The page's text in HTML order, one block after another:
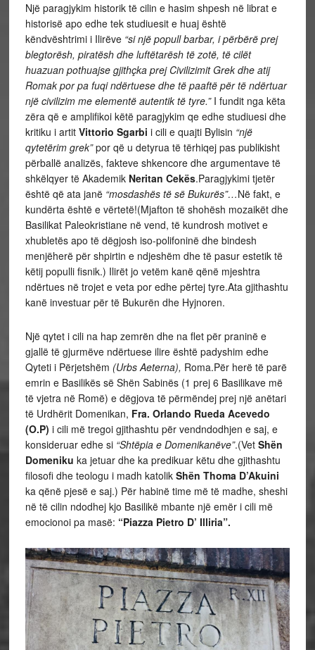
Një paragjykim historik të cilin e hasim shpesh në librat e
historisë apo edhe tek studiuesit e huaj është
këndvështrimi i Ilirëve “si një popull barbar, i përbërë prej
blegtorësh, piratësh dhe luftëtarësh të zotë, të cilët
huazuan pothuajse gjithçka prej Civilizimit Grek dhe atij
Romak por pa fuqi ndërtuese dhe të paaftë për të ndërtuar
një civilizim me elementë autentik të tyre.” I fundit nga këta
zëra që e amplifikoi këtë paragjykim qe edhe studiuesi dhe
kritiku i artit Vittorio Sgarbi i cili e quajti Bylisin “një
qytetërim grek”por që u detyrua të tërhiqej pas publikisht
përballë analizës, fakteve shkencore dhe argumentave të
shkëlqyer të Akademik Neritan Cekës.Paragjykimi tjetër
është që ata janë “mosdashës të së Bukurës”…Në fakt, e
kundërta është e vërtetë!(Mjafton të shohësh mozaikët dhe
Basilikat Paleokristiane në vend, të kundrosh motivet e
xhubletës apo të dëgjosh iso-polifoninë dhe bindesh
menjëherë për shpirtin e ndjeshëm dhe të pasur estetik të
këtij populli fisnik.) Ilirët jo vetëm kanë qënë mjeshtra
ndërtues në trojet e veta por edhe përtej tyre.Ata gjithashtu
kanë investuar për të Bukurën dhe Hyjnoren.
Një qytet i cili na hap zemrën dhe na flet për praninë e
gjallë të gjurmëve ndërtuese ilire është padyshim edhe
Qyteti i Përjetshëm (Urbs Aeterna), Roma.Për herë të parë
emrin e Basilikës së Shën Sabinës (1 prej 6 Basilikave më
të vjetra në Romë) e dëgjova të përmëndej prej një anëtari
të Urdhërit Domenikan, Fra. Orlando Rueda Acevedo
(O.P) i cili më tregoi gjithashtu për vendndodhjen e saj, e
konsideruar edhe si “Shtëpia e Domenikanëve”.(Vet Shën
Domeniku ka jetuar dhe ka predikuar këtu dhe gjithashtu
filosofi dhe teologu i madh katolik Shën Thoma D’Akuini
ka qënë pjesë e saj.) Për habinë time më të madhe, sheshi
në të cilin ndodhej kjo Basilikë mbante një emër i cili më
emocionoi pa masë: “Piazza Pietro D’ Illiria”.